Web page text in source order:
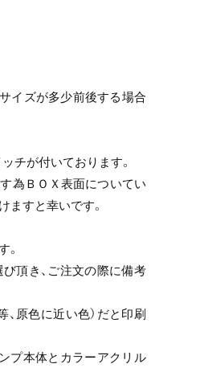
イズが多少前後する場合
チが付いております。
為ＢＯＸ表面についてい
ますと幸いです。
頂き、ご注文の際に備考
原色に近い色）だと印刷
プ本体とカラーアクリル